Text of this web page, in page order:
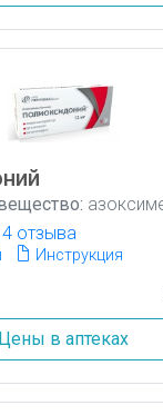
4 отзыва
Инструкция
Цены в аптеках